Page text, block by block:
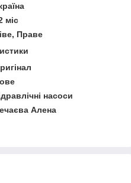
міс
Праве
насоси
Алена